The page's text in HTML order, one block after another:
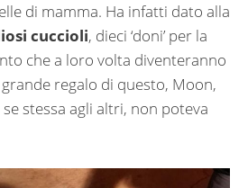
di mamma. Ha infatti dato alla
cuccioli, dieci ‘doni’ per la
che a loro volta diventeranno
regalo di questo, Moon,
stessa agli altri, non poteva